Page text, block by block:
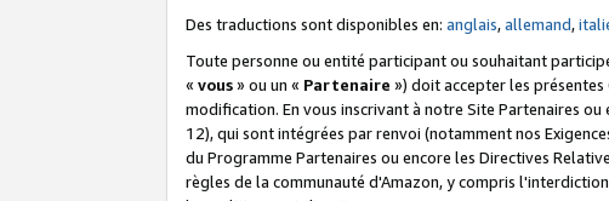
Des traductions sont disponibles en: anglais,allemand,
Toute personne ou entité participant ou souhaitant
« vous» ou un « Partenaire ») doit accepter les présentes
modification. En vous inscrivant à notre Site Partenaires
12), qui sont intégrées par renvoi (notamment nos
du Programme Partenaires ou encore les Directives
règles de la communauté d'Amazon, y compris